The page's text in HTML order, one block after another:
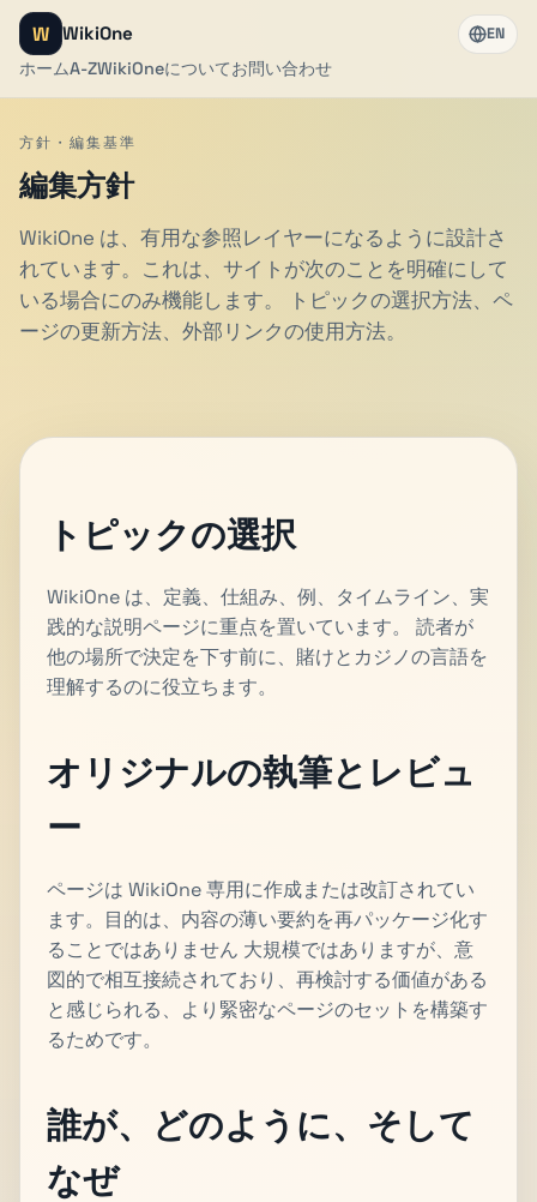
W WikiOne
ホームA-ZWikiOneについてお問い合わせ
EN
方針・編集基準
編集方針
WikiOne は、有用な参照レイヤーになるように設計さ
れています。これは、サイトが次のことを明確にして
いる場合にのみ機能します。 トピックの選択方法、ペ
ージの更新方法、外部リンクの使用方法。
トピックの選択
WikiOne は、定義、仕組み、例、タイムライン、実
践的な説明ページに重点を置いています。 読者が
他の場所で決定を下す前に、賭けとカジノの言語を
理解するのに役立ちます。
オリジナルの執筆とレビュ
ー
ページは WikiOne 専用に作成または改訂されてい
ます。目的は、内容の薄い要約を再パッケージ化す
ることではありません 大規模ではありますが、意
図的で相互接続されており、再検討する価値がある
と感じられる、より緊密なページのセットを構築す
るためです。
誰が、どのように、そして
なぜ